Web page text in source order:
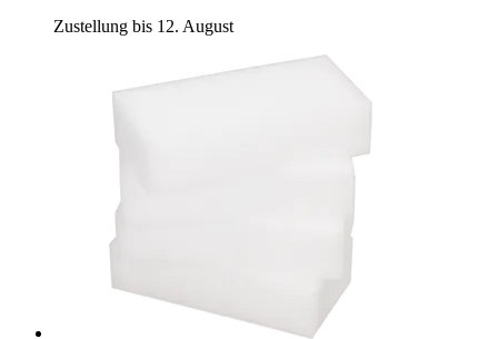
Zustellung bis 12. August